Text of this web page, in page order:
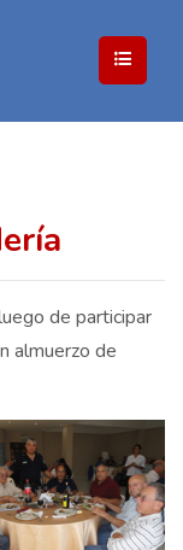
de participar
almuerzo de